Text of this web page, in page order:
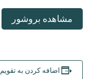
مشاهده بروشور
اضافه کردن به تقویم